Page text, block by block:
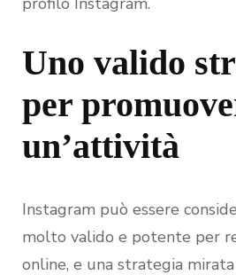
Uno valido
per
un’attività
Instagram può essere
molto valido e potente per
online, e una strategia